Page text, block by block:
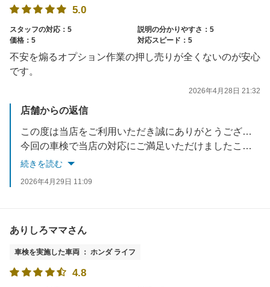
5.0
スタッフの対応：5
説明の分かりやすさ：5
価格：5
対応スピード：5
不安を煽るオプション作業の押し売りが全くないのが安心
です。
2026年4月28日 21:32
店舗からの返信
この度は当店をご利用いただき誠にありがとうございます。
今回の車検で当店の対応にご満足いただけましたこと、大変嬉しく思っております。
車検以外のことも是非お気軽にご相談ください。
続きを読む
2026年4月29日 11:09
ありしろママさん
車検を実施した車両 ： ホンダ ライフ
4.8